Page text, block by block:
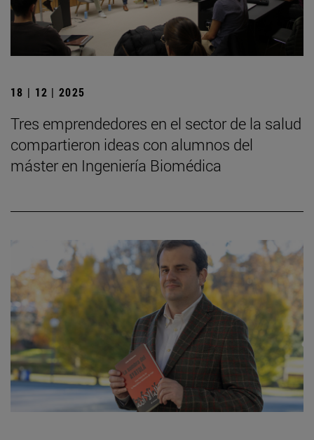
18 | 12 | 2025
Tres emprendedores en el sector de la salud
compartieron ideas con alumnos del
máster en Ingeniería Biomédica